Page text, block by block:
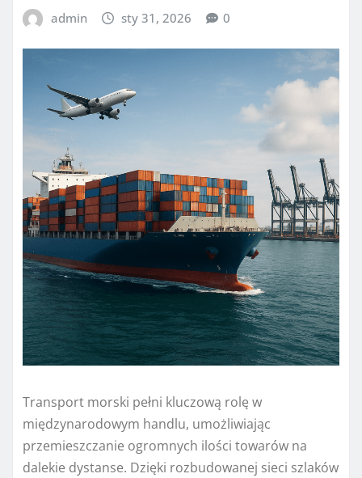
admin sty 31, 2026 0
Transport morski pełni kluczową rolę w
międzynarodowym handlu, umożliwiając
przemieszczanie ogromnych ilości towarów na
dalekie dystanse. Dzięki rozbudowanej sieci szlaków